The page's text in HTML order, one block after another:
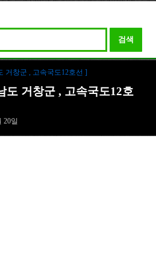
검색
거창군 , 고속국도12호선 ]
도 거창군 , 고속국도12호
20일